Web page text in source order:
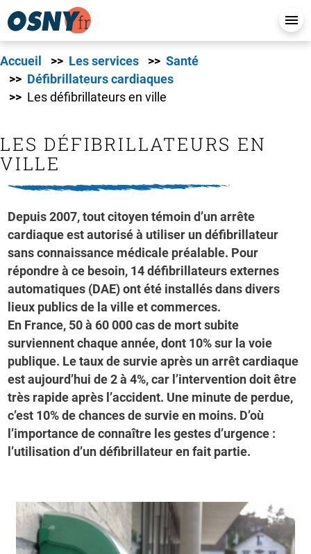
Accueil Les services
Santé
Défibrillateurs cardiaques
Les défibrillateurs en ville
LES DÉFIBRILLATEURS EN
VILLE
Depuis 2007, tout citoyen témoin d’un arrête
cardiaque est autorisé à utiliser un défibrillateur
sans connaissance médicale préalable. Pour
répondre à ce besoin, 14 défibrillateurs externes
automatiques (DAE) ont été installés dans divers
lieux publics de la ville et commerces.
En France, 50 à 60 000 cas de mort subite
surviennent chaque année, dont 10% sur la voie
publique. Le taux de survie après un arrêt cardiaque
est aujourd’hui de 2 à 4%, car l’intervention doit être
très rapide après l’accident. Une minute de perdue,
c’est 10% de chances de survie en moins. D’où
l’importance de connaître les gestes d’urgence :
l’utilisation d’un défibrillateur en fait partie.